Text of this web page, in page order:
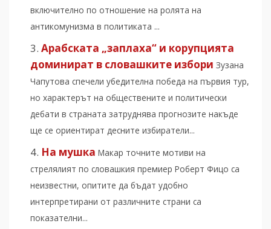
включително по отношение на ролята на
антикомунизма в политиката ...
Арабската „заплаха“ и корупцията
доминират в словашките избори Зузана
Чапутова спечели убедителна победа на първия тур,
но характерът на обществените и политически
дебати в страната затруднява прогнозите накъде
ще се ориентират десните избиратели...
На мушка Макар точните мотиви на
стрелялият по словашкия премиер Роберт Фицо са
неизвестни, опитите да бъдат удобно
интерпретирани от различните страни са
показателни...